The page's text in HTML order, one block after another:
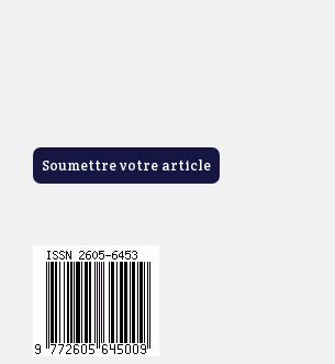
Soumettre votre article